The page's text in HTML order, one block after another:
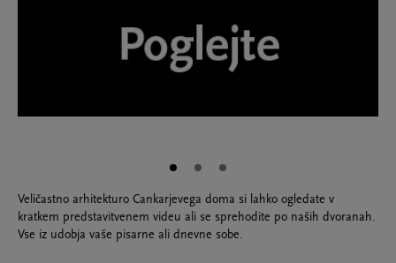
Veličastno arhitekturo Cankarjevega doma si lahko ogledate v
kratkem predstavitvenem videu ali se sprehodite po naših dvoranah.
Vse iz udobja vaše pisarne ali dnevne sobe.